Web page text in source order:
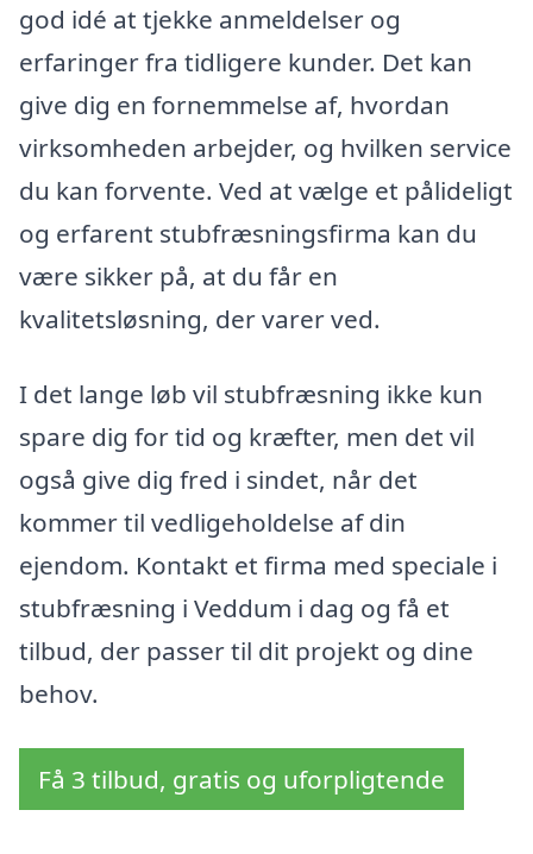
god idé at tjekke anmeldelser og
erfaringer fra tidligere kunder. Det kan
give dig en fornemmelse af, hvordan
virksomheden arbejder, og hvilken service
du kan forvente. Ved at vælge et pålideligt
og erfarent stubfræsningsfirma kan du
være sikker på, at du får en
kvalitetsløsning, der varer ved.
I det lange løb vil stubfræsning ikke kun
spare dig for tid og kræfter, men det vil
også give dig fred i sindet, når det
kommer til vedligeholdelse af din
ejendom. Kontakt et firma med speciale i
stubfræsning i Veddum i dag og få et
tilbud, der passer til dit projekt og dine
behov.
Få 3 tilbud, gratis og uforpligtende